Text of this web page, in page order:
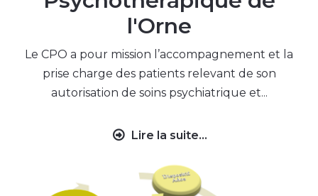
l'Orne
Le CPO a pour mission l’accompagnement et la
prise charge des patients relevant de son
autorisation de soins psychiatrique et...
Lire la suite...